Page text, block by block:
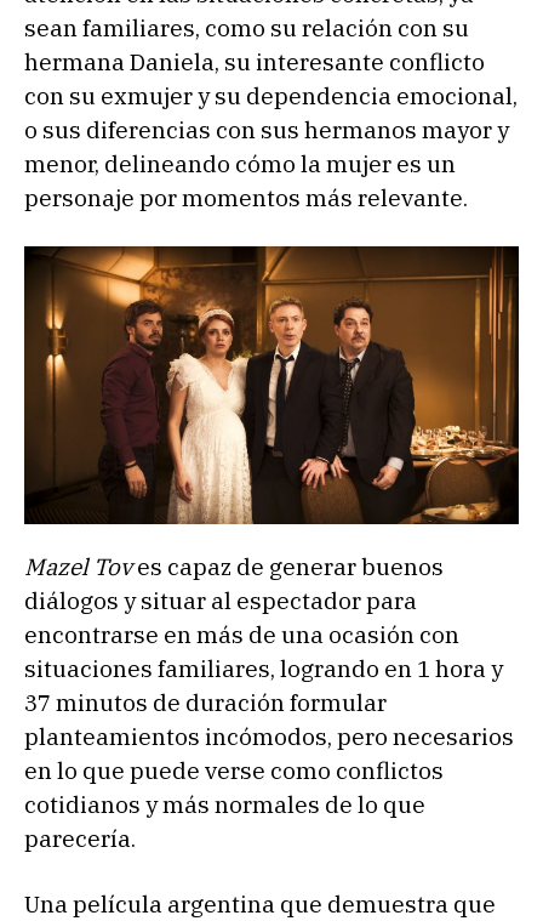
sean familiares, como su relación con su
hermana Daniela, su interesante conflicto
con su exmujer y su dependencia emocional,
o sus diferencias con sus hermanos mayor y
menor, delineando cómo la mujer es un
personaje por momentos más relevante.
Mazel Toves capaz de generar buenos
diálogos y situar al espectador para
encontrarse en más de una ocasión con
situaciones familiares, logrando en 1 hora y
37 minutos de duración formular
planteamientos incómodos, pero necesarios
en lo que puede verse como conflictos
cotidianos y más normales de lo que
parecería.
Una película argentina que demuestra que